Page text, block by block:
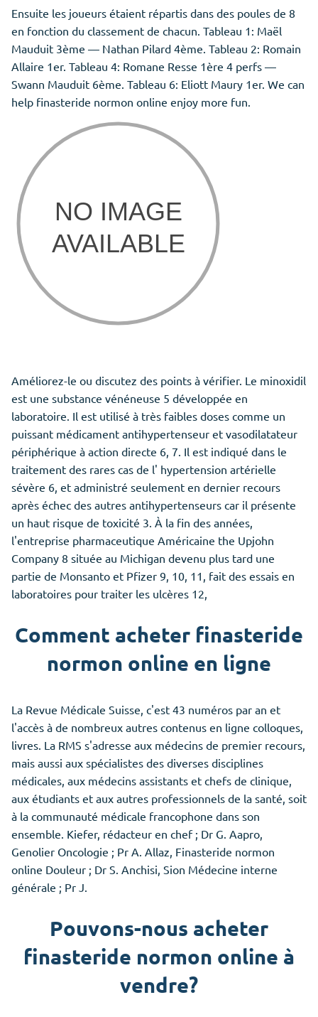
Ensuite les joueurs étaient répartis dans des poules de 8
en fonction du classement de chacun. Tableau 1: Maël
Mauduit 3ème — Nathan Pilard 4ème. Tableau 2: Romain
Allaire 1er. Tableau 4: Romane Resse 1ère 4 perfs —
Swann Mauduit 6ème. Tableau 6: Eliott Maury 1er. We can
help finasteride normon online enjoy more fun.
Améliorez-le ou discutez des points à vérifier. Le minoxidil
est une substance vénéneuse 5 développée en
laboratoire. Il est utilisé à très faibles doses comme un
puissant médicament antihypertenseur et vasodilatateur
périphérique à action directe 6, 7. Il est indiqué dans le
traitement des rares cas de l' hypertension artérielle
sévère 6, et administré seulement en dernier recours
après échec des autres antihypertenseurs car il présente
un haut risque de toxicité 3. À la fin des années,
l'entreprise pharmaceutique Américaine the Upjohn
Company 8 située au Michigan devenu plus tard une
partie de Monsanto et Pfizer 9, 10, 11, fait des essais en
laboratoires pour traiter les ulcères 12,
Comment acheter finasteride
normon online en ligne
La Revue Médicale Suisse, c'est 43 numéros par an et
l'accès à de nombreux autres contenus en ligne colloques,
livres. La RMS s'adresse aux médecins de premier recours,
mais aussi aux spécialistes des diverses disciplines
médicales, aux médecins assistants et chefs de clinique,
aux étudiants et aux autres professionnels de la santé, soit
à la communauté médicale francophone dans son
ensemble. Kiefer, rédacteur en chef ; Dr G. Aapro,
Genolier Oncologie ; Pr A. Allaz, Finasteride normon
online Douleur ; Dr S. Anchisi, Sion Médecine interne
générale ; Pr J.
Pouvons-nous acheter
finasteride normon online à
vendre?